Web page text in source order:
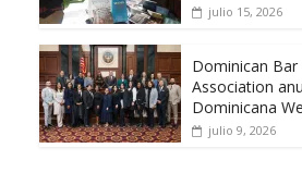
julio 15, 2026
Dominican Bar
Association
Dominicana
julio 9, 2026